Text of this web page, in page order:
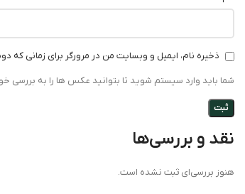
نقد و بررسی‌ها
هنوز بررسی‌ای ثبت نشده است.
ذخیره نام، ایمیل و وبسایت من در مرورگر برای زمانی که
شما باید وارد سیستم شوید تا بتوانید عکس ها را به بررسی